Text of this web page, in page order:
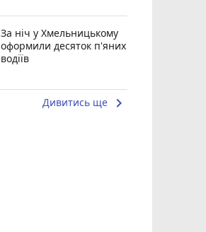
За ніч у Хмельницькому
оформили десяток п'яних
водіїв
Дивитись ще keyboard_arrow_right